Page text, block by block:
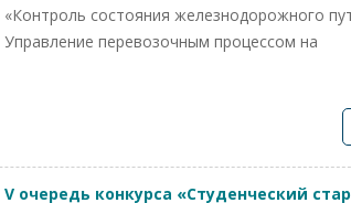
«Контроль состояния железнодорожного
Управление перевозочным процессом на
V очередь конкурса «Студенческий